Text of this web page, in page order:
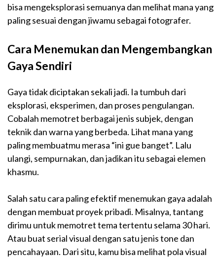
bisa mengeksplorasi semuanya dan melihat mana yang
paling sesuai dengan jiwamu sebagai fotografer.
Cara Menemukan dan Mengembangkan
Gaya Sendiri
Gaya tidak diciptakan sekali jadi. Ia tumbuh dari
eksplorasi, eksperimen, dan proses pengulangan.
Cobalah memotret berbagai jenis subjek, dengan
teknik dan warna yang berbeda. Lihat mana yang
paling membuatmu merasa “ini gue banget”. Lalu
ulangi, sempurnakan, dan jadikan itu sebagai elemen
khasmu.
Salah satu cara paling efektif menemukan gaya adalah
dengan membuat proyek pribadi. Misalnya, tantang
dirimu untuk memotret tema tertentu selama 30 hari.
Atau buat serial visual dengan satu jenis tone dan
pencahayaan. Dari situ, kamu bisa melihat pola visual